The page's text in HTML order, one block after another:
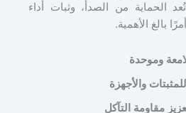
الحماية من الصدأ، وثبات أداء
بالغ الأهمية.
وموحدة
والأجهزة
مقاومة التآكل